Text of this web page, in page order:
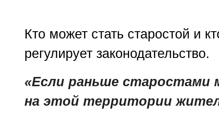
Кто может стать старостой и
регулирует законодательство.
«Если раньше старостами
на этой территории